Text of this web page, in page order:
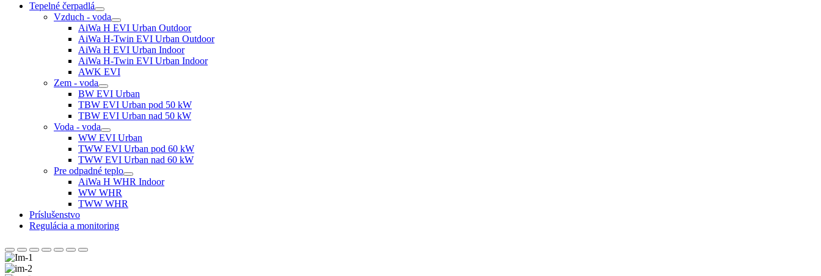
Tepelné čerpadlá
Vzduch - voda
AiWa H EVI Urban Outdoor
AiWa H-Twin EVI Urban Outdoor
AiWa H EVI Urban Indoor
AiWa H-Twin EVI Urban Indoor
AWK EVI
Zem - voda
BW EVI Urban
TBW EVI Urban pod 50 kW
TBW EVI Urban nad 50 kW
Voda - voda
WW EVI Urban
TWW EVI Urban pod 60 kW
TWW EVI Urban nad 60 kW
Pre odpadné teplo
AiWa H WHR Indoor
WW WHR
TWW WHR
Príslušenstvo
Regulácia a monitoring